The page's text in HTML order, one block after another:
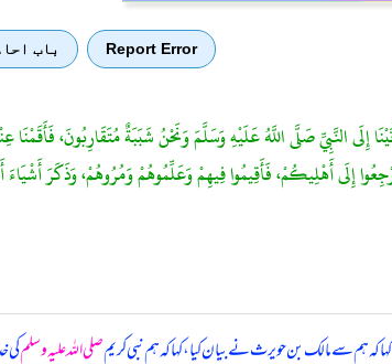
Report Error باب
إِلَى النَّبِيِّ صَلَّى اللَّهُ عَلَيْهِ وَسَلَّمَ وَنَحْنُ شَبَبَةٌ مُتَقَارِبُونَ،
إِلَى أَهْلِيكُمْ، فَأَقِيمُوا فِيهِمْ وَعَلِّمُوهُمْ وَمُرُوهُمْ، وَذَكَرَ
کہ ہم سے مالک بن حویرث نے بیان کیا، کہا کہہم نبی کریمصلی اللہ علیہ وسلمکی